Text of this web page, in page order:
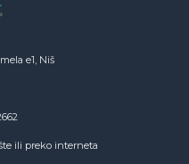
e1, Niš
ili preko interneta